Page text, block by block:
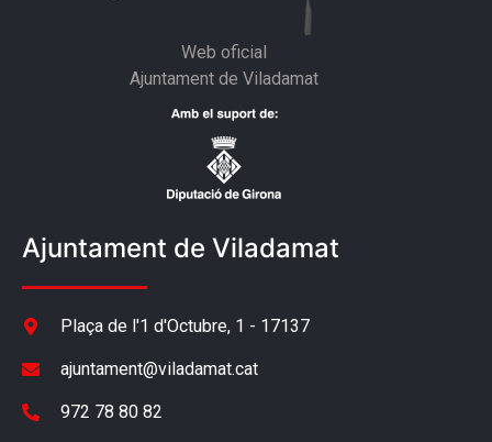
Web oficial
Ajuntament de Viladamat
Ajuntament de Viladamat
Plaça de l'1 d'Octubre, 1 - 17137
ajuntament@viladamat.cat
972 78 80 82